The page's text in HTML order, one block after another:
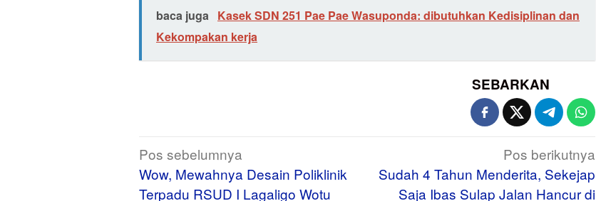
baca juga Kasek SDN 251 Pae Pae Wasuponda: dibutuhkan Kedisiplinan dan
Kekompakan kerja
SEBARKAN
Navigasi
pos
Pos sebelumnya
Wow, Mewahnya Desain Poliklinik
Terpadu RSUD I Lagaligo Wotu
Pos berikutnya
Sudah 4 Tahun Menderita, Sekejap
Saja Ibas Sulap Jalan Hancur di